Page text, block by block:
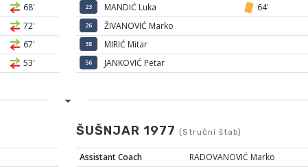
68'
72'
67'
53'
23 MANDIĆ Luka 64'
26 ŽIVANOVIĆ Marko
38 MIRIĆ Mitar
56 JANKOVIĆ Petar
ŠUŠNJAR 1977 (Stručni štab)
Assistant Coach
RADOVANOVIĆ Marko